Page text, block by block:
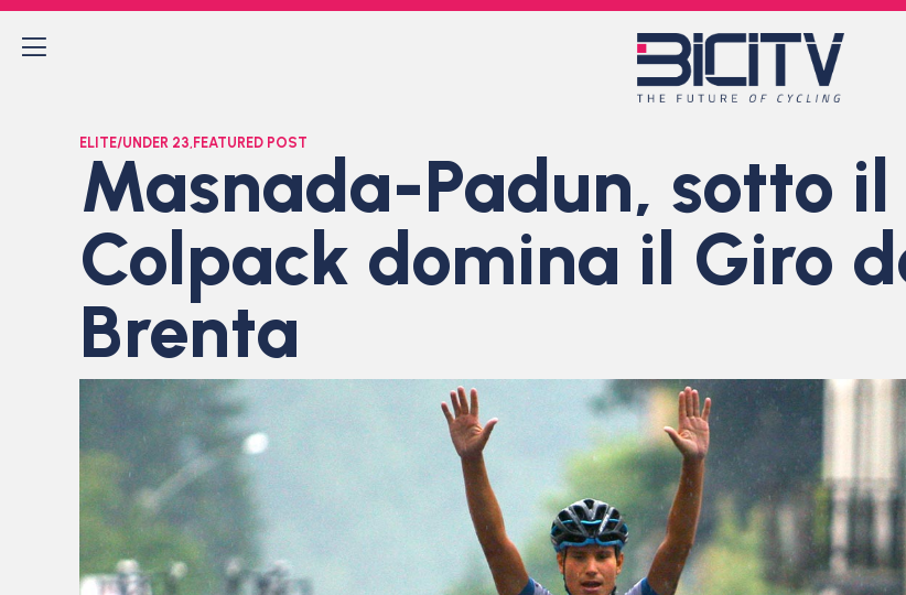
ELITE/UNDER 23, FEATURED POST
Masnada-Padun, sotto
Colpack domina il Giro
Brenta